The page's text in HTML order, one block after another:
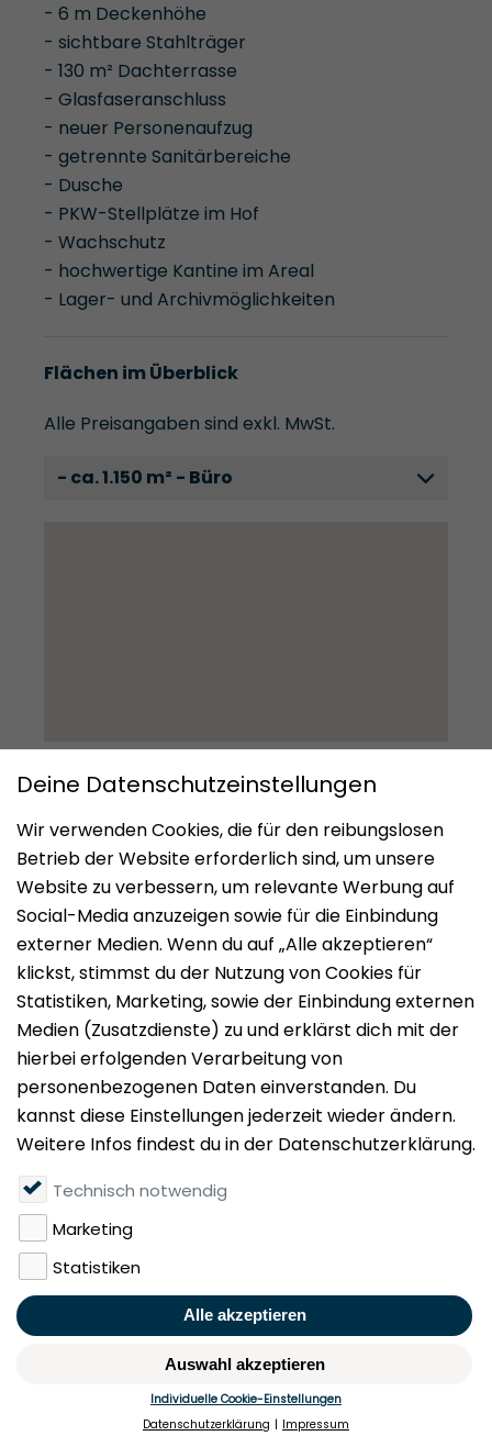
- 6 m Deckenhöhe
- sichtbare Stahlträger
- 130 m² Dachterrasse
- Glasfaseranschluss
- neuer Personenaufzug
- getrennte Sanitärbereiche
- Dusche
- PKW-Stellplätze im Hof
- Wachschutz
- hochwertige Kantine im Areal
- Lager- und Archivmöglichkeiten
Flächen im Überblick
Alle Preisangaben sind exkl. MwSt.
- ca. 1.150 m² - Büro
Impressum
Datenschutz
Nutzungsbedingungen
Mieten
Vermieten
Über uns
Presse
Geldwäschegesetz
Rufen Sie uns gerne an:
+49 (0)40 349 14 194